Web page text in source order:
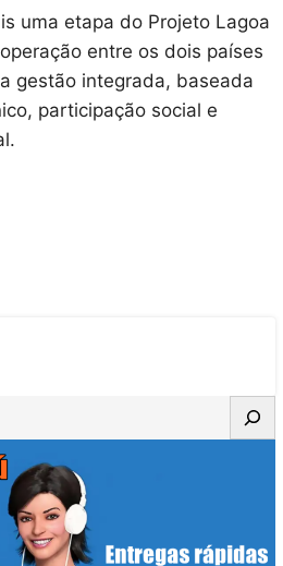
uma etapa do Projeto Lagoa
entre os dois países
gestão integrada, baseada
participação social e